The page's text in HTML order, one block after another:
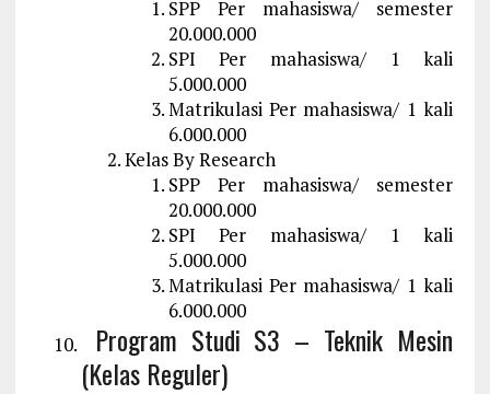
SPP Per mahasiswa/ semester
20.000.000
SPI Per mahasiswa/ 1 kali
5.000.000
Matrikulasi Per mahasiswa/ 1 kali
6.000.000
Kelas By Research
SPP Per mahasiswa/ semester
20.000.000
SPI Per mahasiswa/ 1 kali
5.000.000
Matrikulasi Per mahasiswa/ 1 kali
6.000.000
Program Studi S3 – Teknik Mesin
(Kelas Reguler)